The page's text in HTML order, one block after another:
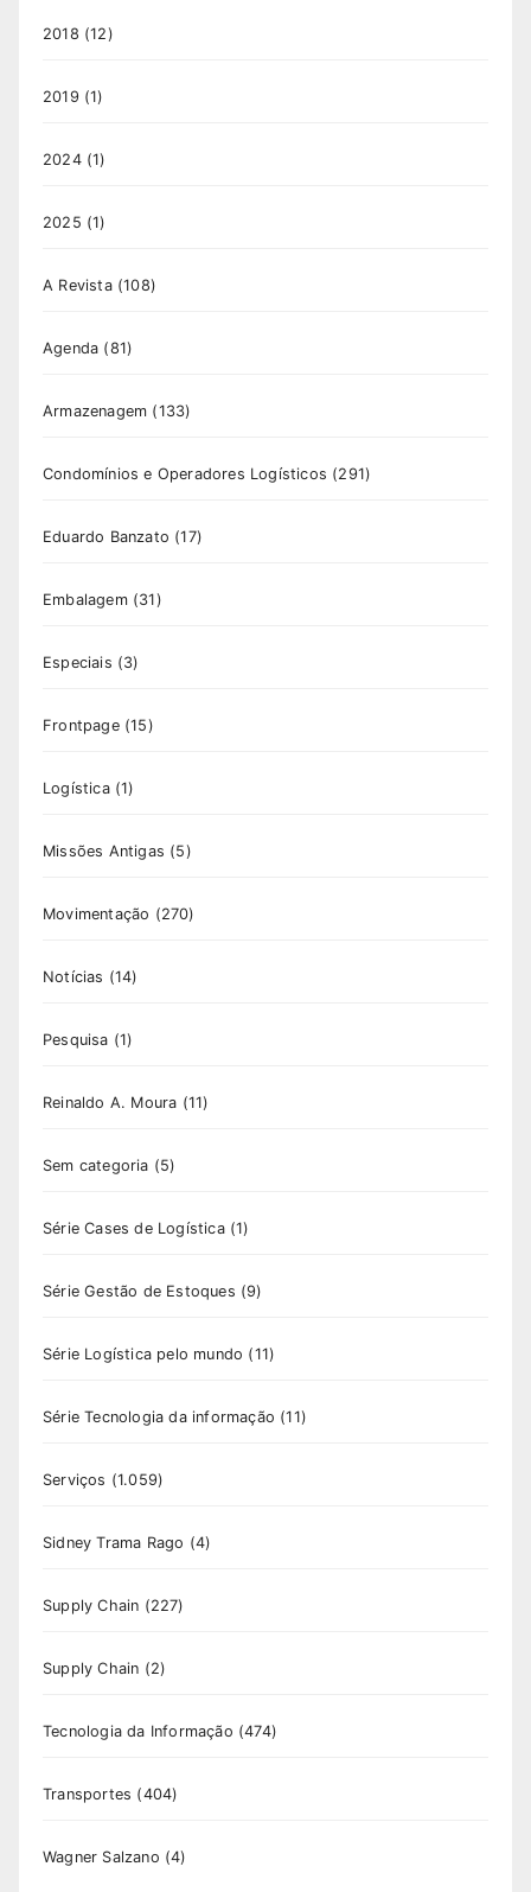
2018 (12)
2019 (1)
2024(1)
2025 (1)
A Revista(108)
Agenda (81)
Armazenagem (133)
Condomínios e Operadores Logísticos (291)
Eduardo Banzato (17)
Embalagem(31)
Especiais (3)
Frontpage(15)
Logística(1)
Missões Antigas (5)
Movimentação (270)
Notícias (14)
Pesquisa (1)
Reinaldo A. Moura (11)
Sem categoria (5)
Série Cases de Logística(1)
Série Gestão de Estoques (9)
Série Logística pelo mundo (11)
Série Tecnologia da informação (11)
Serviços (1.059)
Sidney Trama Rago (4)
Supply Chain (227)
Supply Chain (2)
Tecnologia da Informação (474)
Transportes (404)
Wagner Salzano (4)